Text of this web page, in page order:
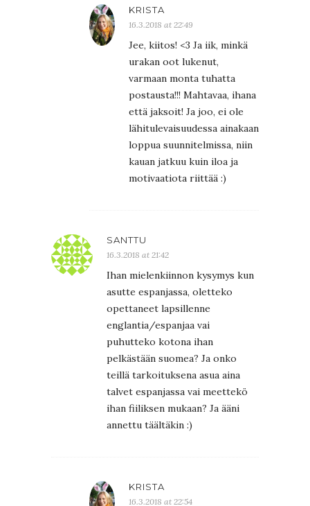
KRISTA
16.3.2018 at 22:49
Jee, kiitos! <3 Ja iik, minkä
urakan oot lukenut,
varmaan monta tuhatta
postausta!!! Mahtavaa, ihana
että jaksoit! Ja joo, ei ole
lähitulevaisuudessa ainakaan
loppua suunnitelmissa, niin
kauan jatkuu kuin iloa ja
motivaatiota riittää :)
SANTTU
16.3.2018 at 21:42
Ihan mielenkiinnon kysymys kun
asutte espanjassa, oletteko
opettaneet lapsillenne
englantia/espanjaa vai
puhutteko kotona ihan
pelkästään suomea? Ja onko
teillä tarkoituksena asua aina
talvet espanjassa vai meettekö
ihan fiiliksen mukaan? Ja ääni
annettu täältäkin :)
KRISTA
16.3.2018 at 22:54